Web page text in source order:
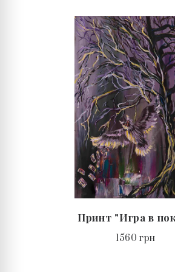
Принт "Игра в
1560 грн